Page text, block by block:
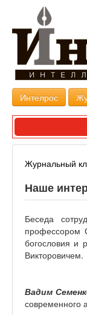
Интелрос
Журнальный
Наше
Беседа
профессором
богословия и
Викторовичем.
Вадим
современного